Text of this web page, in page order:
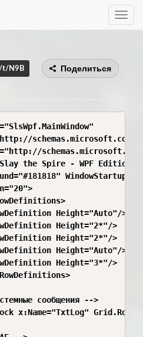
Toggle
t/N9B Поделиться
schemas.microsoft.com/
the Spire - WPF Edition"
Height="Auto"/>
Height="2*"/>
Height="2*"/>
Height="Auto"/>
Height="3*"/>
сообщения -->
x:Name="TxtLog"